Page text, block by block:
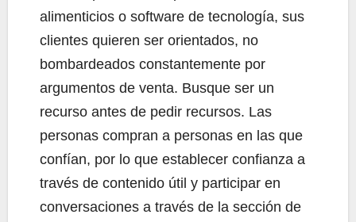
alimenticios o software de tecnología, sus
clientes quieren ser orientados, no
bombardeados constantemente por
argumentos de venta. Busque ser un
recurso antes de pedir recursos. Las
personas compran a personas en las que
confían, por lo que establecer confianza a
través de contenido útil y participar en
conversaciones a través de la sección de